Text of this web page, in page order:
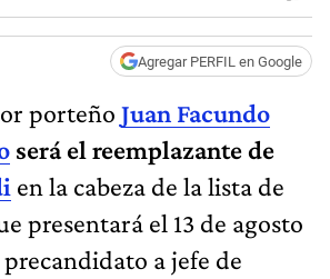
Agregar PERFIL en Google
porteño Juan Facundo
será el reemplazante de
en la cabeza de la lista de
presentará el 13 de agosto
precandidato a jefe de